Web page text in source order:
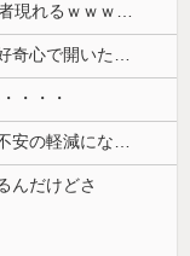
【嫉妬罪】JK相手に赤ちゃんプレイする猛者現れるｗｗｗｗｗ
【悲報】「ブロック人数を調べるよ！」←好奇心で開いたら終わるサイトだった【HotTweets】
・・・
【朗報】かわいい動物の動画がストレス・不安の軽減になる可能性。英大学の研究で実証
んだけどさ